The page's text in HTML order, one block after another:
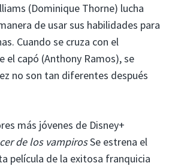
(Dominique Thorne) lucha
de usar sus habilidades para
Cuando se cruza con el
el capó (Anthony Ramos), se
no son tan diferentes después
más jóvenes de Disney+
de los vampirosSe estrena el
película de la exitosa franquicia